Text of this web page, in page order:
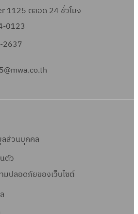
1125 ตลอด 24 ชั่วโมง
0123
2637
ส่วนบุคคล
ตัว
มปลอดภัยของเว็บไซต์